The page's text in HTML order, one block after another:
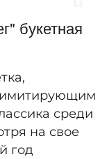
букетная
среди
на свое
год